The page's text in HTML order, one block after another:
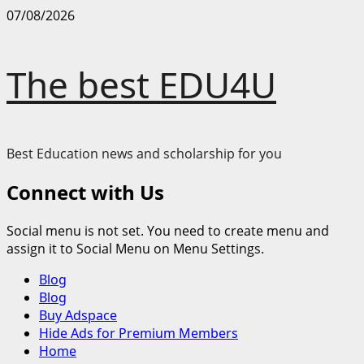
Skip
07/08/2026
The best EDU4U
Best Education news and scholarship for you
Connect with Us
Social menu is not set. You need to create menu and
assign it to Social Menu on Menu Settings.
Primary
Menu
Blog
Blog
Buy Adspace
Hide Ads for Premium Members
Home